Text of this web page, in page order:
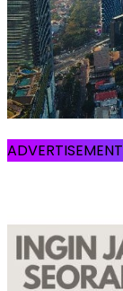
ADVERTISEMENT